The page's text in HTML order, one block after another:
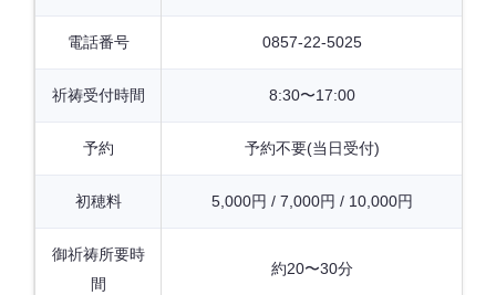
電話番号 0857-22-5025
祈祷受付時間 8:30〜17:00
予約 予約不要(当日受付)
初穂料 5,000円 / 7,000円 / 10,000円
御祈祷所要時
間
約20〜30分